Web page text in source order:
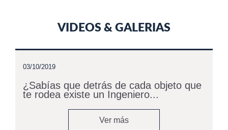
VIDEOS & GALERIAS
03/10/2019
¿Sabías que detrás de cada objeto que
te rodea existe un Ingeniero...
Ver más